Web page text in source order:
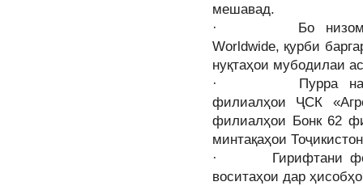
мешавад.
· Бо низомҳои
Worldwide, қурби
нуқтаҳои мубодилаи
· Пурра
филиалҳои ҶСК
филиалҳои Бонк 62
минтақаҳои
· Гирифтани
воситаҳои дар